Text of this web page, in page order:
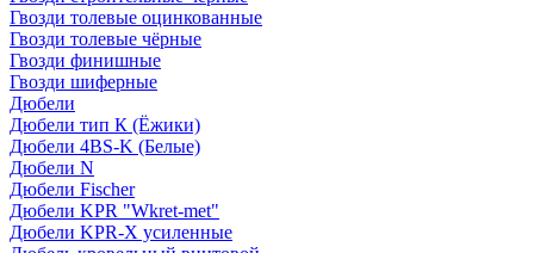
Гвозди толевые оцинкованные
Гвозди толевые чёрные
Гвозди финишные
Гвозди шиферные
Дюбели
Дюбели тип К (Ёжики)
Дюбели 4BS-K (Белые)
Дюбели N
Дюбели Fischer
Дюбели KPR "Wkret-met"
Дюбели KPR-Х усиленные